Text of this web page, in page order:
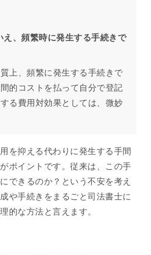
、頻繁時に発生する手続きで
上、頻繁に発生する手続きで
的コストを払って自分で登記
る費用対効果としては、微妙
を抑える代わりに発生する手間
ポイントです。従来は、この手
できるのか？という不安を考え
や手続きをまるごと司法書士に
的な方法と言えます。